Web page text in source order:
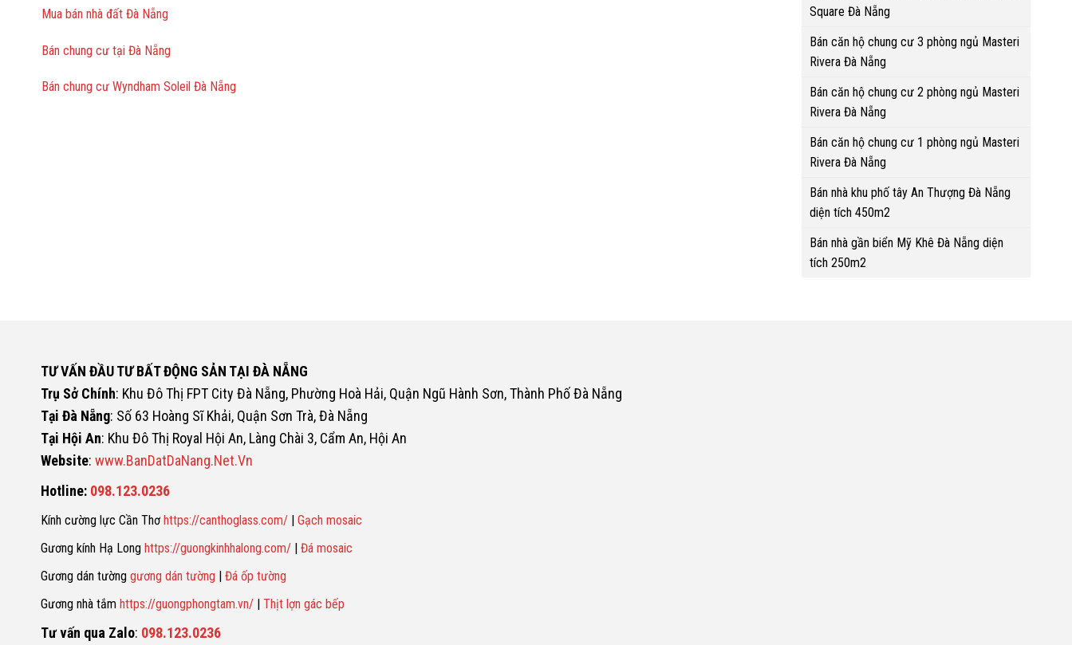
Mua bán nhà đất Đà Nẵng
Bán chung cư tại Đà Nẵng
Bán chung cư Wyndham Soleil Đà Nẵng
Square Đà Nẵng
Bán căn hộ chung cư 3 phòng ngủ Masteri
Rivera Đà Nẵng
Bán căn hộ chung cư 2 phòng ngủ Masteri
Rivera Đà Nẵng
Bán căn hộ chung cư 1 phòng ngủ Masteri
Rivera Đà Nẵng
Bán nhà khu phố tây An Thượng Đà Nẵng
diện tích 450m2
Bán nhà gần biển Mỹ Khê Đà Nẵng diện
tích 250m2
TƯ VẤN ĐẦU TƯ BẤT ĐỘNG SẢN TẠI ĐÀ NẴNG
Trụ Sở Chính: Khu Đô Thị FPT City Đà Nẵng, Phường Hoà Hải, Quận Ngũ Hành Sơn, Thành Phố Đà Nẵng
Tại Đà Nẵng: Số 63 Hoàng Sĩ Khải, Quận Sơn Trà, Đà Nẵng
Tại Hội An: Khu Đô Thị Royal Hội An, Làng Chài 3, Cẩm An, Hội An
Website: www.BanDatDaNang.Net.Vn
Hotline: 098.123.0236
Kính cường lực Cần Thơ https://canthoglass.com/| Gạch mosaic
Gương kính Hạ Long https://guongkinhhalong.com/| Đá mosaic
Gương dán tường gương dán tường | Đá ốp tường
Gương nhà tắm https://guongphongtam.vn/| Thịt lợn gác bếp
Tư vấn qua Zalo: 098.123.0236